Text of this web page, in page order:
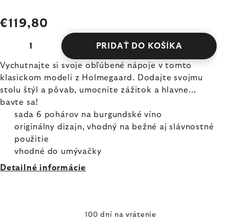
€119,80
PRIDAŤ DO KOŠÍKA
Vychutnajte si svoje obľúbené nápoje v tomto
klasickom modeli z Holmegaard. Dodajte svojmu
stolu štýl a pôvab, umocnite zážitok a hlavne...
bavte sa!
sada 6 pohárov na burgundské víno
originálny dizajn, vhodný na bežné aj slávnostné
použitie
vhodné do umývačky
Detailné informácie
100 dní na vrátenie